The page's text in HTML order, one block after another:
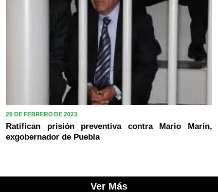
26 DE FEBRERO DE 2023
Ratifican prisión preventiva contra Mario Marín,
exgobernador de Puebla
Ver Más